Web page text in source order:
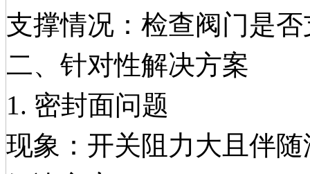
支撑情况：检查阀门是
二、针对性解决方案
1. 密封面问题
现象：开关阻力大且伴